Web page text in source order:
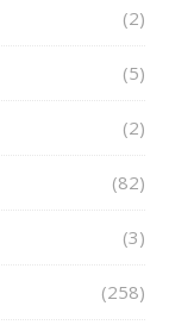
(2)
(5)
(2)
(82)
(3)
(258)